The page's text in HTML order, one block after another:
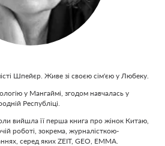
Шпейєр. Живе зі своєю сім'єю у Любеку.
у Мангаймі, згодом навчалась у
Республіці.
вийшла її перша книга про жінок Китаю,
роботі, зокрема, журналісткою-
серед яких ZEIT, GEO, EMMA.